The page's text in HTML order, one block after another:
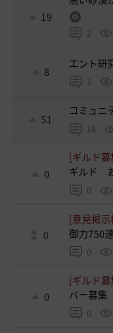
19
2
8
エント研
1
51
コミュニ
18
0
[ギルド募
ギルド
0
0
[意見掲示
御力750
0
0
[ギルド募
バー募集
0